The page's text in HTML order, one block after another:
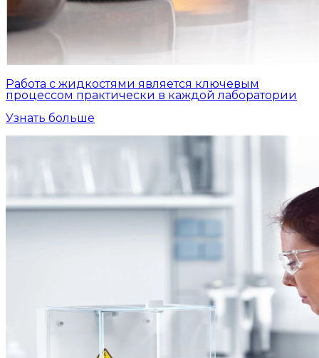
Работа с жидкостями является ключевым
процессом практически в каждой лаборатории
Узнать больше